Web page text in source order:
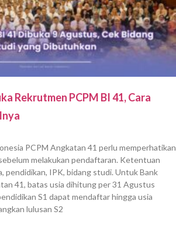
Rekrutmen PCPM BI 41, Cara
PCPM Angkatan 41 perlu memperhatikan
melakukan pendaftaran. Ketentuan
pendidikan, IPK, bidang studi. Untuk Bank
41, batas usia dihitung per 31 Agustus
S1 dapat mendaftar hingga usia
lulusan S2